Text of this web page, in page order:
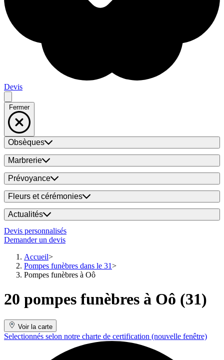
Devis
Fermer
Obsèques
Marbrerie
Prévoyance
Fleurs et cérémonies
Actualités
Devis personnalisés
Demander un devis
Accueil
Pompes funèbres dans le 31
Pompes funèbres à Oô
20 pompes funèbres à Oô (31)
Voir la carte
Selectionnés selon notre charte de certification (nouvelle fenêtre)